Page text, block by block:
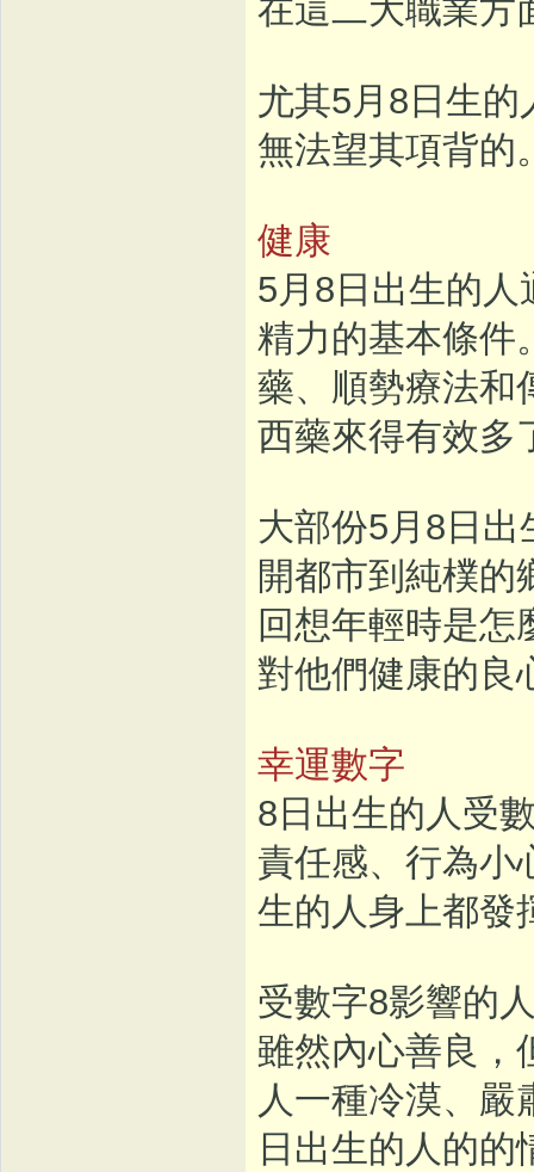
在這二大職業方
尤其5月8日生
無法望其項背的
健康
5月8日出生的
精力的基本條件
藥、順勢療法和
西藥來得有效多
大部份5月8日
開都市到純樸的
回想年輕時是怎
對他們健康的良
幸運數字
8日出生的人受
責任感、行為小
生的人身上都發
受數字8影響的
雖然內心善良，
人一種冷漠、
日出生的人的的